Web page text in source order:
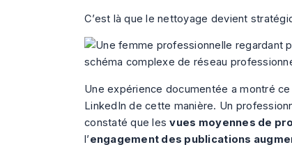
C’est là que le nettoyage devient
Une expérience documentée a montré
LinkedIn de cette manière. Un
constaté que lesvues moyennes de
l’engagement des publications